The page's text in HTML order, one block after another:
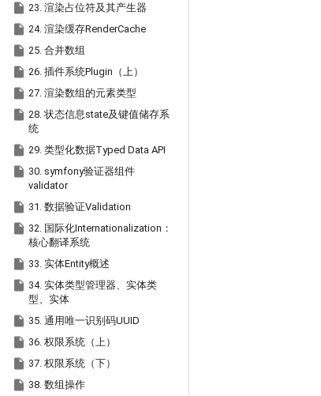
 23. 渲染占位符及其产生器
 24. 渲染缓存RenderCache
 25. 合并数组
 26. 插件系统Plugin（上）
 27. 渲染数组的元素类型
 28. 状态信息state及键值储存系
统
 29. 类型化数据Typed Data API
 30. symfony验证器组件
validator
 31. 数据验证Validation
 32. 国际化Internationalization：
核心翻译系统
 33. 实体Entity概述
 34. 实体类型管理器、实体类
型、实体
 35. 通用唯一识别码UUID
 36. 权限系统（上）
 37. 权限系统（下）
 38. 数组操作